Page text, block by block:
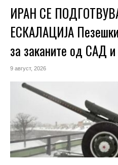
ИРАН СЕ
ЕСКАЛАЦИЈА
за заканите од САД
9 август, 2026